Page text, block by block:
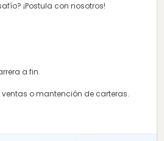
¡Postula con nosotros!
a fin.
ventas o mantención de carteras.